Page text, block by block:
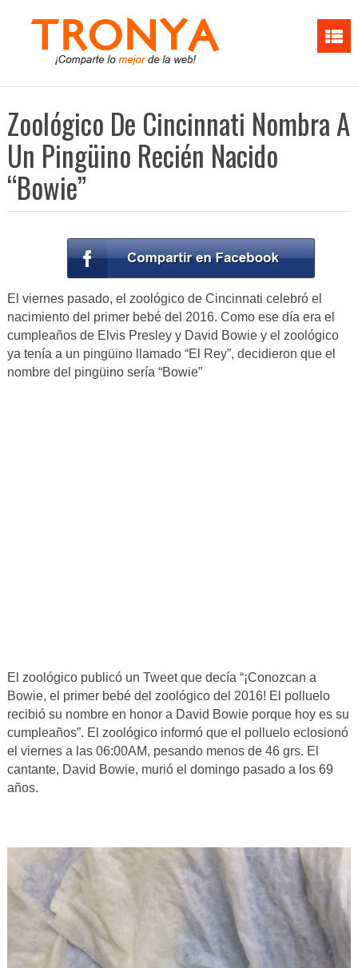
Zoológico De Cincinnati Nombra A
Un Pingüino Recién Nacido
“Bowie”
El viernes pasado, el zoológico de Cincinnati celebró el
nacimiento del primer bebé del 2016. Como ese día era el
cumpleaños de Elvis Presley y David Bowie y el zoológico
ya tenía a un pingüino llamado “El Rey”, decidieron que el
nombre del pingüino sería “Bowie”
El zoológico publicó un Tweet que decía “¡Conozcan a
Bowie, el primer bebé del zoológico del 2016! El polluelo
recibió su nombre en honor a David Bowie porque hoy es su
cumpleaños”. El zoológico informó que el polluelo eclosionó
el viernes a las 06:00AM, pesando menos de 46 grs. El
cantante, David Bowie, murió el domingo pasado a los 69
años.